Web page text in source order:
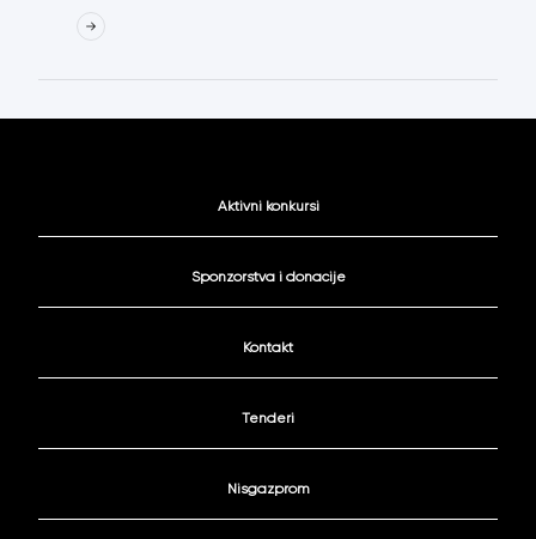
Aktivni konkursi
Sponzorstva i donacije
Kontakt
Tenderi
Nisgazprom